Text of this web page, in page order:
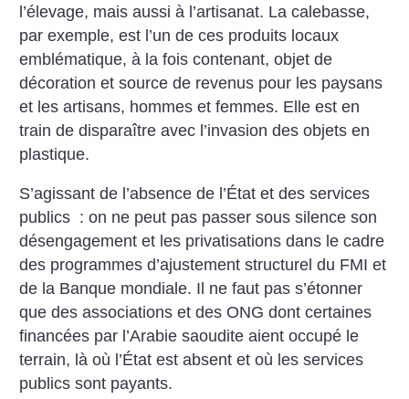
l’élevage, mais aussi à l’artisanat. La calebasse,
par exemple, est l’un de ces produits locaux
emblématique, à la fois contenant, objet de
décoration et source de revenus pour les paysans
et les artisans, hommes et femmes. Elle est en
train de disparaître avec l’invasion des objets en
plastique.
S’agissant de l’absence de l’État et des services
publics : on ne peut pas passer sous silence son
désengagement et les privatisations dans le cadre
des programmes d’ajustement structurel du FMI et
de la Banque mondiale. Il ne faut pas s’étonner
que des associations et des ONG dont certaines
financées par l’Arabie saoudite aient occupé le
terrain, là où l’État est absent et où les services
publics sont payants.